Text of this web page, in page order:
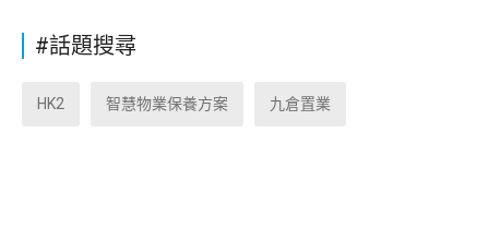
#話題搜尋
HK2 智慧物業保養方案 九倉置業